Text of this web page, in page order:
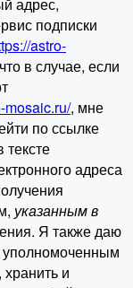
подписки
astro-
в случае, если
mosaic.ru/, мне
по ссылке
тексте
адреса
указанным в
Я также даю
уполномоченным
и